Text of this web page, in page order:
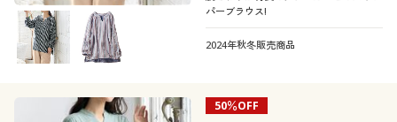
パーブラウス!
2024年秋冬販売商品
50％OFF